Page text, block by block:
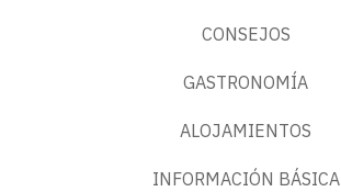
CONSEJOS
GASTRONOMÍA
ALOJAMIENTOS
INFORMACIÓN BÁSICA